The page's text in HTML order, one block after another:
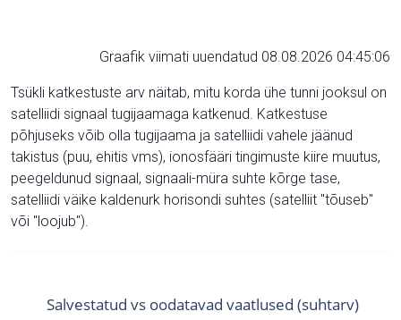
Graafik viimati uuendatud 08.08.2026 04:45:06
Tsükli katkestuste arv näitab, mitu korda ühe tunni jooksul on
satelliidi signaal tugijaamaga katkenud. Katkestuse
põhjuseks võib olla tugijaama ja satelliidi vahele jäänud
takistus (puu, ehitis vms), ionosfääri tingimuste kiire muutus,
peegeldunud signaal, signaali-müra suhte kõrge tase,
satelliidi väike kaldenurk horisondi suhtes (satelliit "tõuseb"
või "loojub").
Salvestatud vs oodatavad vaatlused (suhtarv)